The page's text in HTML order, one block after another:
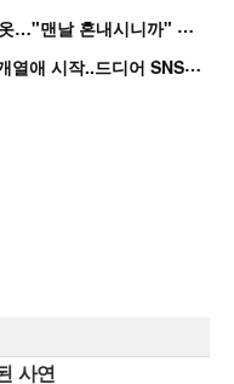
홍
진영, '임신설' 종결 작정하고 입은 옷…"맨날 혼내시니까" 억울
'
흑백' 김도윤♥배우 김서연, 4년만 공개열애 시작..드디어 SNS에 노출 [핫피...